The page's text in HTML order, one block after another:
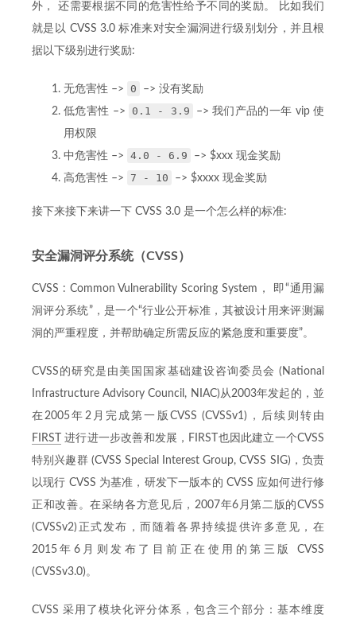
外， 还需要根据不同的危害性给予不同的奖励。 比如我们
就是以 CVSS 3.0 标准来对安全漏洞进行级别划分，并且根
据以下级别进行奖励:
无危害性 –> 0
–> 没有奖励
低危害性 –>
0.1 - 3.9
–> 我们产品的一年 vip 使
用权限
中危害性 –>
4.0 - 6.9
–> $xxx 现金奖励
高危害性 –>
7 - 10 –> $xxxx 现金奖励
接下来接下来讲一下 CVSS 3.0 是一个怎么样的标准:
安全漏洞评分系统（CVSS）
CVSS : Common Vulnerability Scoring System， 即“通用漏
洞评分系统”，是一个“行业公开标准，其被设计用来评测漏
洞的严重程度，并帮助确定所需反应的紧急度和重要度”。
CVSS的研究是由美国国家基础建设咨询委员会 (National
Infrastructure Advisory Council, NIAC)从2003年发起的，並
在2005年2月完成第一版CVSS (CVSSv1)，后续则转由
FIRST
进行进一步改善和发展，FIRST也因此建立一个CVSS
特别兴趣群 (CVSS Special Interest Group, CVSS SIG)，负责
以现行 CVSS 为基准，研发下一版本的 CVSS 应如何进行修
正和改善。在采纳各方意见后，2007年6月第二版的CVSS
(CVSSv2)正式发布，而随着各界持续提供许多意见，在
2015年6月则发布了目前正在使用的第三版 CVSS
(CVSSv3.0)。
CVSS 采用了模块化评分体系，包含三个部分：基本维度